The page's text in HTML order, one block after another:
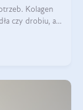
Kolagen
czy drobiu, a